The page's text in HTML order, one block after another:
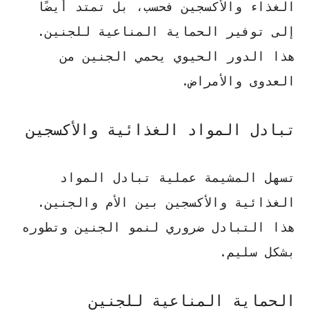
الغذاء والأكسجين فحسب، بل تمتد أيضًا
إلى توفير الحماية المناعية للجنين.
هذا الدور الحيوي يحمي الجنين من
العدوى والأمراض.
تبادل المواد الغذائية والأكسجين
تسهل المشيمة عملية تبادل المواد
الغذائية والأكسجين بين الأم والجنين.
هذا التبادل ضروري لنمو الجنين وتطوره
بشكل سليم.
الحماية المناعية للجنين